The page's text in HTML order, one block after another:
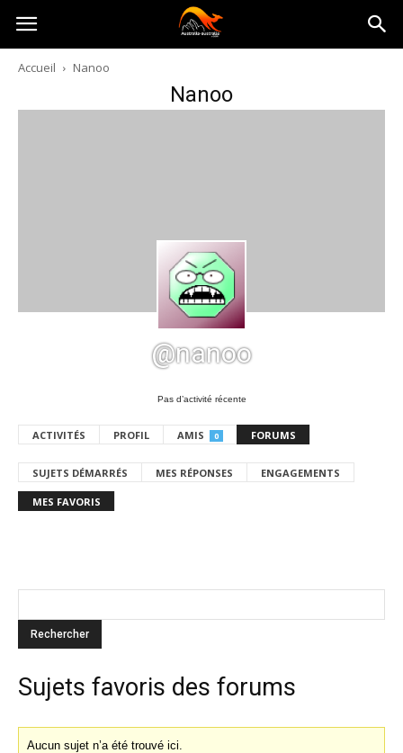
Australia-
australie.com
Accueil Nanoo
Nanoo
@nanoo
Pas d’activité récente
ACTIVITÉS PROFIL AMIS 0 FORUMS
SUJETS DÉMARRÉS MES RÉPONSES ENGAGEMENTS
MES FAVORIS
Sujets favoris des forums
Aucun sujet n’a été trouvé ici.